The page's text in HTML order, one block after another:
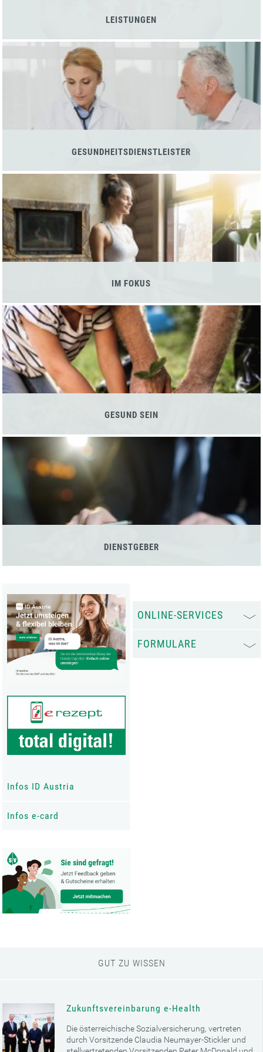
LEISTUNGEN
GESUNDHEITSDIENSTLEISTER
IM FOKUS
GESUND SEIN
DIENSTGEBER
Infos ID Austria
Infos e-card
ONLINE-SERVICES
FORMULARE
GUT ZU WISSEN
Zukunftsvereinbarung e-Health
Die österreichische Sozialversicherung, vertreten
durch Vorsitzende Claudia Neumayer-Stickler und